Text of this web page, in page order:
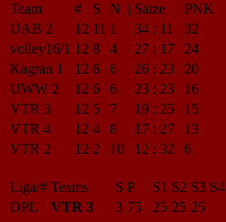
Team
# S N | Sätze | PNK
UAB 2
12 11 1 34 : 11
32
volley16/1 12 8 4 27 : 17
24
Kagran 1
12 6 6 26 : 23
20
UWW 2
12 6 6 23 : 23
16
VTR 3
12 5 7 19 : 25
15
VTR 4
12 4 8 17 : 27
13
VTR 2
12 2 10 12 : 32 6
Liga/# Teams S P S1 S2 S3 S4
DPL
VTR 3 3 75 25 25 25